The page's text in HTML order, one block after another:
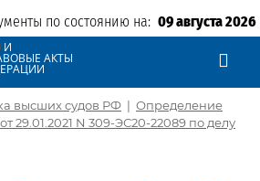
по состоянию на: 09 августа 2026
И
АКТЫ
высших судов РФ | Определение
29.01.2021 N 309-ЭС20-22089 по делу